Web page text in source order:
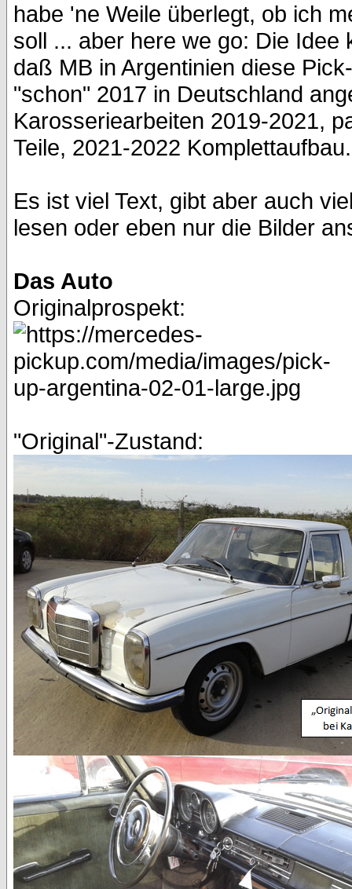
habe 'ne Weile überlegt, ob ich
soll ... aber here we go: Die
daß MB in Argentinien diese
"schon" 2017 in Deutschland
Karosseriearbeiten 2019-2021,
Teile, 2021-2022 Komplettaufbau.
Es ist viel Text, gibt aber auch
lesen oder eben nur die Bilder
Das Auto
Originalprospekt:
"Original"-Zustand: